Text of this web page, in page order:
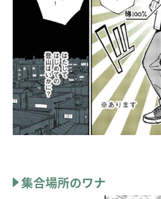
集合場所のワナ